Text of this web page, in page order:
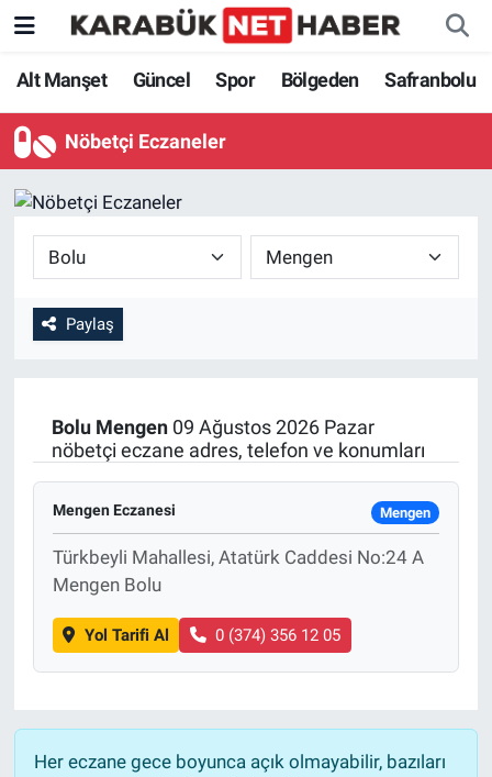
Alt Manşet Güncel Spor Bölgeden Safranbolu
Nöbetçi Eczaneler
Paylaş
Bolu Mengen09 Ağustos 2026 Pazar
nöbetçi eczane adres, telefon ve konumları
Mengen Eczanesi Mengen
Türkbeyli Mahallesi, Atatürk Caddesi No:24 A
Mengen Bolu
Yol Tarifi Al 0 (374) 356 12 05
Her eczane gece boyunca açık olmayabilir, bazıları